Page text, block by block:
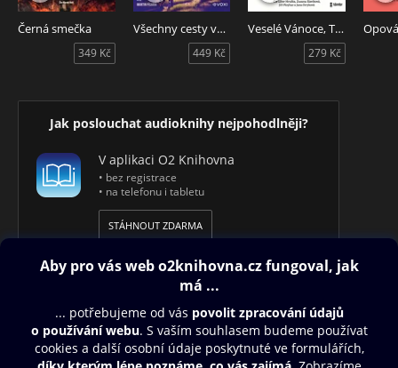
Černá smečka
349 Kč
Všechny cesty vedou do Santiaga
449 Kč
Veselé Vánoce, Terezko
279 Kč
Jak poslouchat audioknihy nejpohodlněji?
V aplikaci O2 Knihovna
• bez registrace
• na telefonu i tabletu
STÁHNOUT ZDARMA
Obsah ke stažení